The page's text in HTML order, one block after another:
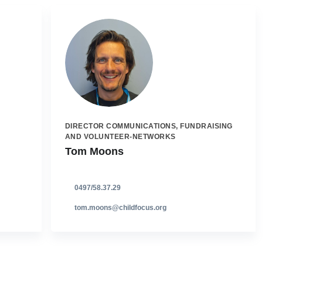
DIRECTOR COMMUNICATIONS, FUNDRAISING
AND VOLUNTEER-NETWORKS
Tom Moons
0497/58.37.29
tom.moons@childfocus.org